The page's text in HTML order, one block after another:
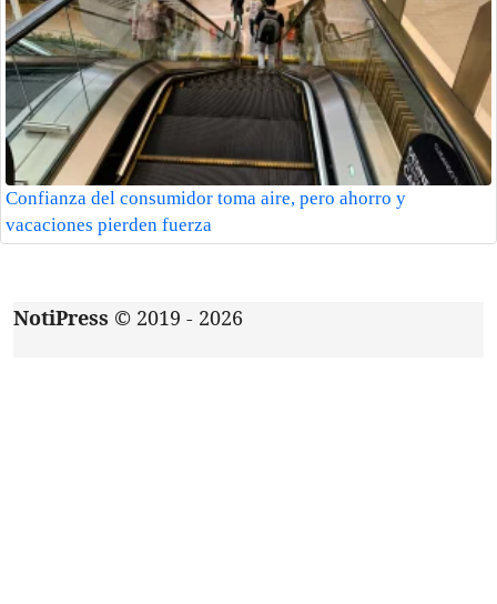
Confianza del consumidor toma aire, pero ahorro y
vacaciones pierden fuerza
NotiPress © 2019 - 2026